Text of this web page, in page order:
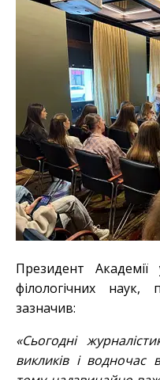
Президент Академії
філологічних наук,
зазначив:
«Сьогодні
викликів і